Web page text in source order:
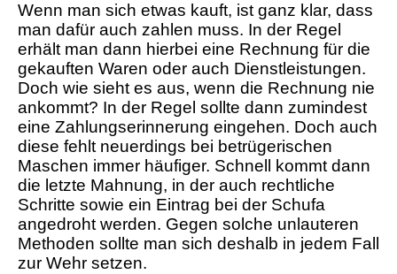
Wenn man sich etwas kauft, ist ganz klar, dass
man dafür auch zahlen muss. In der Regel
erhält man dann hierbei eine Rechnung für die
gekauften Waren oder auch Dienstleistungen.
Doch wie sieht es aus, wenn die Rechnung nie
ankommt? In der Regel sollte dann zumindest
eine Zahlungserinnerung eingehen. Doch auch
diese fehlt neuerdings bei betrügerischen
Maschen immer häufiger. Schnell kommt dann
die letzte Mahnung, in der auch rechtliche
Schritte sowie ein Eintrag bei der Schufa
angedroht werden. Gegen solche unlauteren
Methoden sollte man sich deshalb in jedem Fall
zur Wehr setzen.